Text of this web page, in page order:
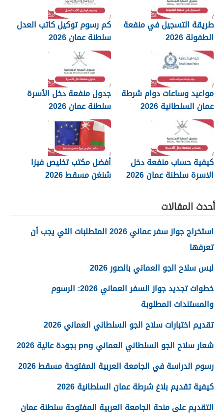
طريقة التسجيل في منفعة
الطفولة 2026
كم رسوم توكيل كاتب العدل
سلطنة عمان 2026
مواعيد وساعات دوام شرطة
عمان السلطانية 2026
جدول منفعة دخل الأسرة
سلطنة عمان 2026
كيفية حساب منفعة دخل
الاسرة سلطنة عمان 2026
أفضل مكتب تخليص فيزا
شنغن مسقط 2026
أحدث المقالات
استخراج جواز سفر عماني 2026 المتطلبات التي يجب أن
تعرفها
لبس سلاح الجو العماني بالصور 2026
خطوات تجديد جواز السفر العماني 2026: الرسوم
والمستندات المطلوبة
تقديم اختبارات سلاح الجو السلطاني العماني 2026
شعار سلاح الجو السلطاني العماني png بجودة عالية 2026
رسوم الدراسة في الجامعة العربية المفتوحة مسقط 2026
كيفية تقديم بلاغ شرطة عمان السلطانية 2026
التقديم على منحة الجامعة العربية المفتوحة سلطنة عمان